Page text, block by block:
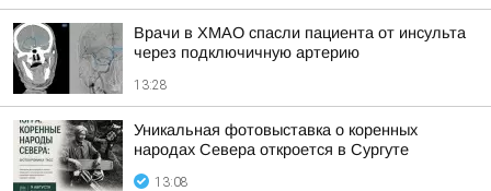
Врачи в ХМАО спасли пациента от инсульта
через подключичную артерию
13:28
Уникальная фотовыставка о коренных
народах Севера откроется в Сургуте
13:08